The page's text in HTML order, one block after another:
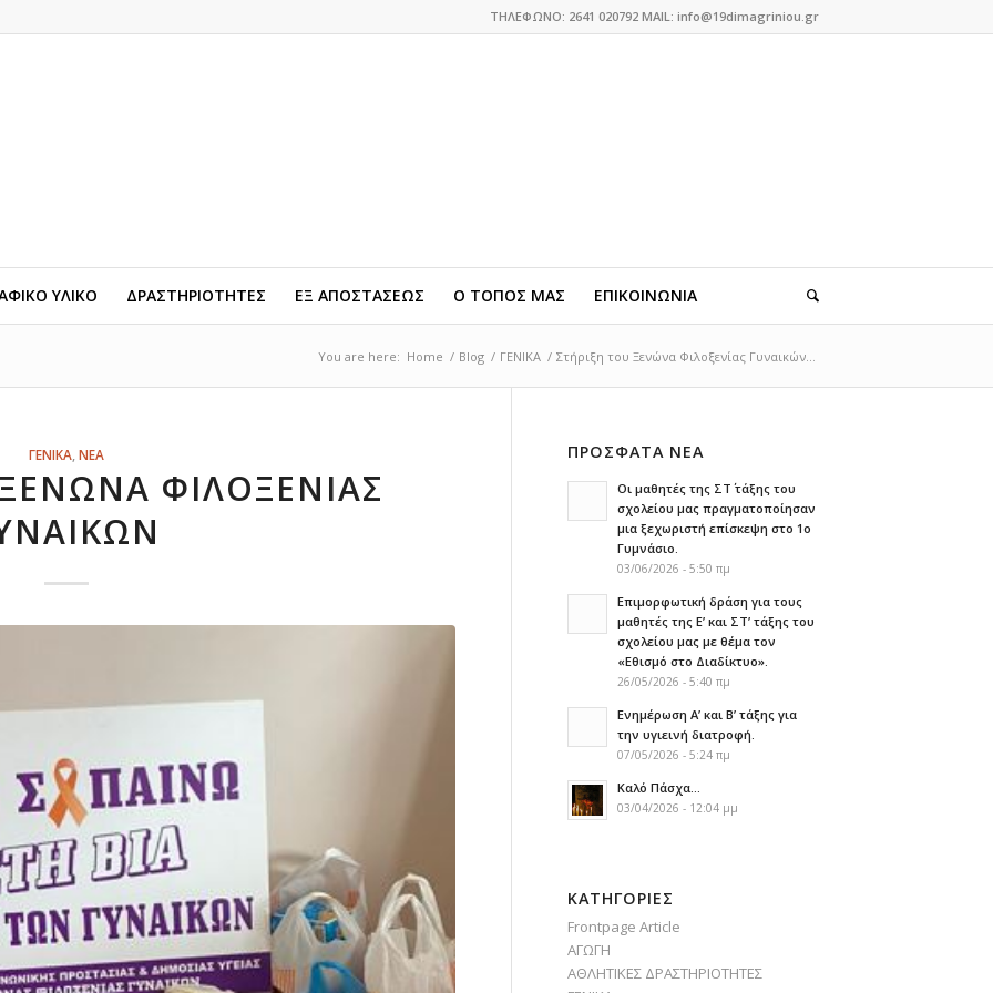
ΤΗΛΕΦΩΝΟ: 2641 020792 MAIL: info@19dimagriniou.gr
ΥΛΙΚΟ ΔΡΑΣΤΗΡΙΟΤΗΤΕΣ ΕΞ ΑΠΟΣΤΑΣΕΩΣ Ο ΤΟΠΟΣ ΜΑΣ ΕΠΙΚΟΙΝΩΝΙΑ
You are here: Home / Blog / ΓΕΝΙΚΑ / Στήριξη του Ξενώνα Φιλοξενίας Γυναικών...
ΓΕΝΙΚΑ, ΝΕΑ
ΦΙΛΟΞΕΝΊΑΣ
ΠΡΟΣΦΑΤΑ ΝΕΑ
Οι μαθητές της ΣΤ΄ τάξης του
σχολείου μας πραγματοποίησαν
μια ξεχωριστή επίσκεψη στο 1ο
Γυμνάσιο.
03/06/2026 - 5:50 πμ
Επιμορφωτική δράση για τους
μαθητές της Ε’ και ΣΤ’ τάξης του
σχολείου μας με θέμα τον
«Εθισμό στο Διαδίκτυο».
26/05/2026 - 5:40 πμ
Ενημέρωση Α’ και Β’ τάξης για
την υγιεινή διατροφή.
07/05/2026 - 5:24 πμ
Καλό Πάσχα…
03/04/2026 - 12:04 μμ
KΑΤΗΓΟΡΊΕΣ
Frontpage Article
ΑΓΩΓΗ
ΑΘΛΗΤΙΚΕΣ ΔΡΑΣΤΗΡΙΟΤΗΤΕΣ